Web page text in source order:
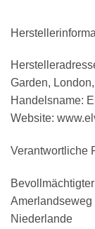
Garden,
Handelsname:
Website:
Verantwortliche
Amerlandseweg
Niederlande